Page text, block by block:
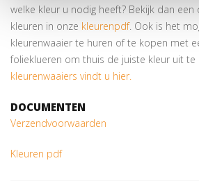
welke kleur u nodig heeft? Bekijk dan een
kleuren in onze kleurenpdf. Ook is het
kleurenwaaier te huren of te kopen met
folieklueren om thuis de juiste kleur uit te
kleurenwaaiers vindt u hier.
DOCUMENTEN
Verzendvoorwaarden
Kleuren pdf